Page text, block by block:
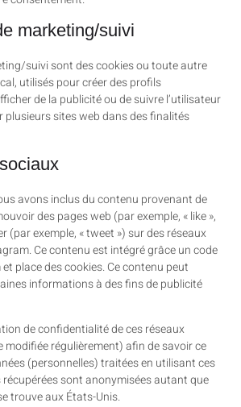
marketing/suivi
suivi sont des cookies ou toute autre
utilisés pour créer des profils
de la publicité ou de suivre l’utilisateur
plusieurs sites web dans des finalités
avons inclus du contenu provenant de
des pages web (par exemple, « like »,
(par exemple, « tweet ») sur des réseaux
Ce contenu est intégré grâce un code
place des cookies. Ce contenu peut
informations à des fins de publicité
de confidentialité de ces réseaux
modifiée régulièrement) afin de savoir ce
(personnelles) traitées en utilisant ces
récupérées sont anonymisées autant que
trouve aux États-Unis.